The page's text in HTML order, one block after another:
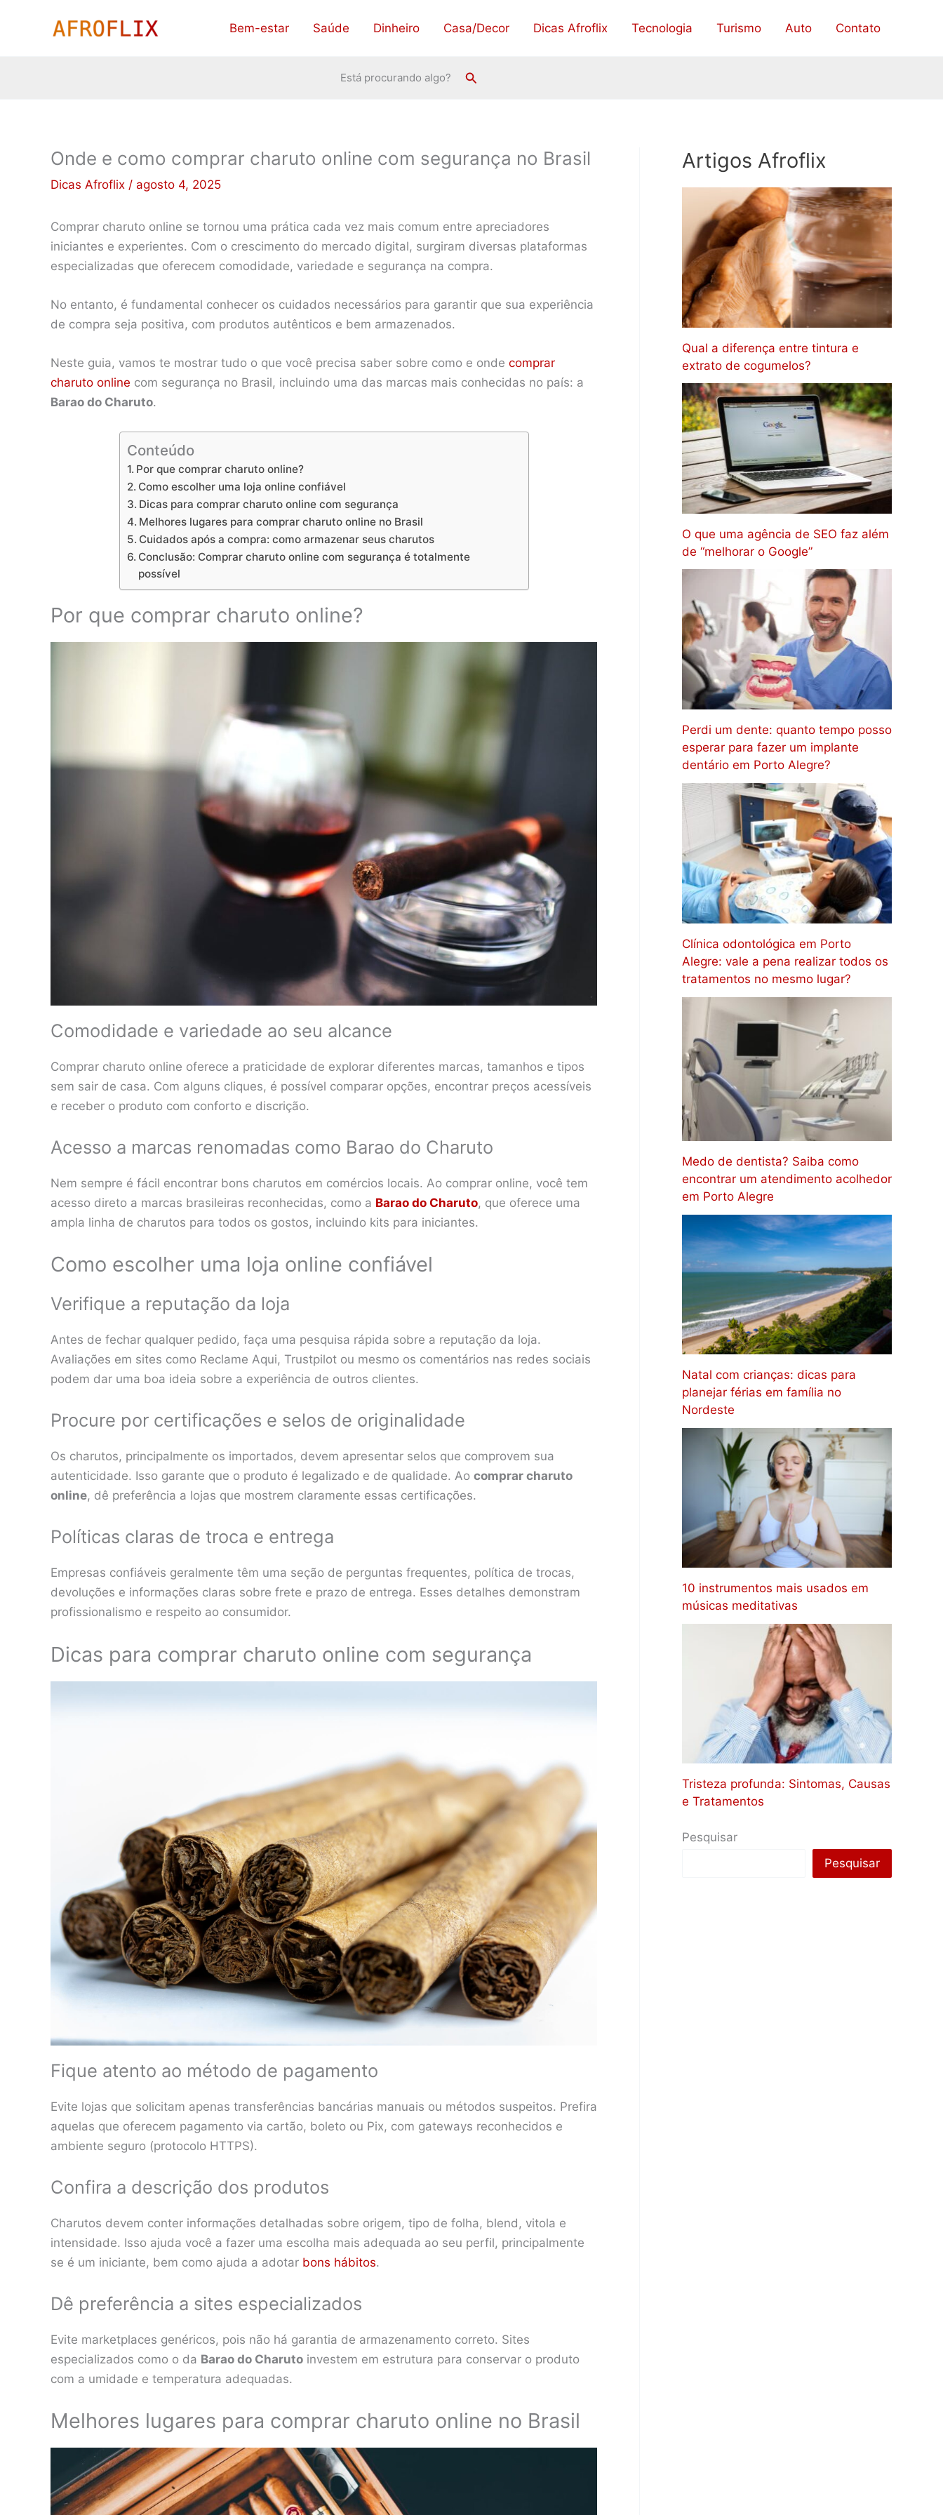
Bem-estar Saúde Dinheiro Casa/Decor Dicas Afroflix Tecnologia Turismo Auto Contato
Está procurando algo? Pesquisar
Onde e como comprar charuto online com segurança no Brasil
Dicas Afroflix / agosto 4, 2025
Comprar charuto online se tornou uma prática cada vez mais comum entre apreciadores
iniciantes e experientes. Com o crescimento do mercado digital, surgiram diversas plataformas
especializadas que oferecem comodidade, variedade e segurança na compra.
No entanto, é fundamental conhecer os cuidados necessários para garantir que sua experiência
de compra seja positiva, com produtos autênticos e bem armazenados.
Neste guia, vamos te mostrar tudo o que você precisa saber sobre como e onde comprar
charuto online com segurança no Brasil, incluindo uma das marcas mais conhecidas no país: a
Barao do Charuto.
Conteúdo
Por que comprar charuto online?
Como escolher uma loja online confiável
Dicas para comprar charuto online com segurança
Melhores lugares para comprar charuto online no Brasil
Cuidados após a compra: como armazenar seus charutos
Conclusão: Comprar charuto online com segurança é totalmente
possível
Por que comprar charuto online?
Comodidade e variedade ao seu alcance
Comprar charuto online oferece a praticidade de explorar diferentes marcas, tamanhos e tipos
sem sair de casa. Com alguns cliques, é possível comparar opções, encontrar preços acessíveis
e receber o produto com conforto e discrição.
Acesso a marcas renomadas como Barao do Charuto
Nem sempre é fácil encontrar bons charutos em comércios locais. Ao comprar online, você tem
acesso direto a marcas brasileiras reconhecidas, como a Barao do Charuto, que oferece uma
ampla linha de charutos para todos os gostos, incluindo kits para iniciantes.
Como escolher uma loja online confiável
Verifique a reputação da loja
Antes de fechar qualquer pedido, faça uma pesquisa rápida sobre a reputação da loja.
Avaliações em sites como Reclame Aqui, Trustpilot ou mesmo os comentários nas redes sociais
podem dar uma boa ideia sobre a experiência de outros clientes.
Procure por certificações e selos de originalidade
Os charutos, principalmente os importados, devem apresentar selos que comprovem sua
autenticidade. Isso garante que o produto é legalizado e de qualidade. Ao comprar charuto
online, dê preferência a lojas que mostrem claramente essas certificações.
Políticas claras de troca e entrega
Empresas confiáveis geralmente têm uma seção de perguntas frequentes, política de trocas,
devoluções e informações claras sobre frete e prazo de entrega. Esses detalhes demonstram
profissionalismo e respeito ao consumidor.
Dicas para comprar charuto online com segurança
Fique atento ao método de pagamento
Evite lojas que solicitam apenas transferências bancárias manuais ou métodos suspeitos. Prefira
aquelas que oferecem pagamento via cartão, boleto ou Pix, com gateways reconhecidos e
ambiente seguro (protocolo HTTPS).
Confira a descrição dos produtos
Charutos devem conter informações detalhadas sobre origem, tipo de folha, blend, vitola e
intensidade. Isso ajuda você a fazer uma escolha mais adequada ao seu perfil, principalmente
se é um iniciante, bem como ajuda a adotar bons hábitos.
Dê preferência a sites especializados
Evite marketplaces genéricos, pois não há garantia de armazenamento correto. Sites
especializados como o da Barao do Charuto investem em estrutura para conservar o produto
com a umidade e temperatura adequadas.
Melhores lugares para comprar charuto online no Brasil
Artigos Afroflix
Qual a diferença entre tintura e
extrato de cogumelos?
O que uma agência de SEO faz além
de “melhorar o Google”
Perdi um dente: quanto tempo posso
esperar para fazer um implante
dentário em Porto Alegre?
Clínica odontológica em Porto
Alegre: vale a pena realizar todos os
tratamentos no mesmo lugar?
Medo de dentista? Saiba como
encontrar um atendimento acolhedor
em Porto Alegre
Natal com crianças: dicas para
planejar férias em família no
Nordeste
10 instrumentos mais usados em
músicas meditativas
Tristeza profunda: Sintomas, Causas
e Tratamentos
Pesquisar
Pesquisar